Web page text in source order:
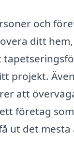
och
ditt
projekt.
att
företag
ut det mesta